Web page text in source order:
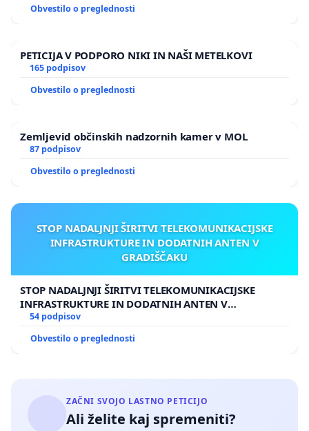
Obvestilo o preglednosti
PETICIJA V PODPORO NIKI IN NAŠI METELKOVI
165 podpisov
Obvestilo o preglednosti
Zemljevid občinskih nadzornih kamer v MOL
87 podpisov
Obvestilo o preglednosti
STOP NADALJNJI ŠIRITVI TELEKOMUNIKACIJSKE
INFRASTRUKTURE IN DODATNIH ANTEN V
GRADIŠČAKU
STOP NADALJNJI ŠIRITVI TELEKOMUNIKACIJSKE
INFRASTRUKTURE IN DODATNIH ANTEN V
GRADIŠČAKU
54 podpisov
Obvestilo o preglednosti
ZAČNI SVOJO LASTNO PETICIJO
Ali želite kaj spremeniti?